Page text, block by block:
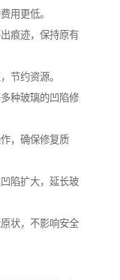
用更低。
痕迹，保持原有
节约资源。
种玻璃的凹陷修
，确保修复质
陷扩大，延长玻
状，不影响安全